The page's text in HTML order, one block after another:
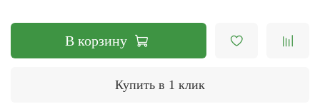
В корзину
Купить в 1 клик